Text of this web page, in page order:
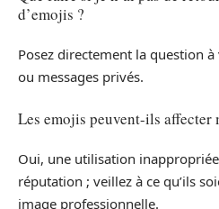
d’emojis ?
Posez directement la question
ou messages privés.
Les emojis peuvent-ils
Oui, une utilisation
réputation ; veillez à ce qu’ils
image professionnelle.